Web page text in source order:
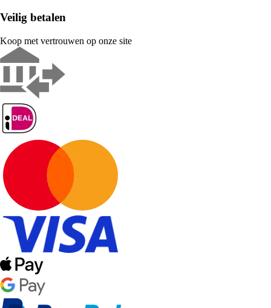
Veilig betalen
Koop met vertrouwen op onze site